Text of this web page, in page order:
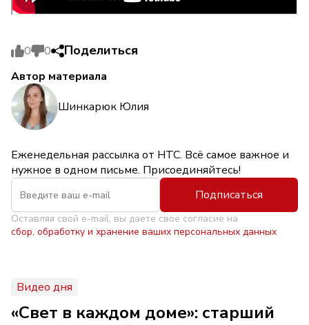
0 0 Поделиться
Автор материала
Шинкарюк Юлия
Еженедельная рассылка от НТС. Всё самое важное и
нужное в одном письме. Присоединяйтесь!
Подписаться
Оставляя свой e-mail, вы даете свое согласие на
сбор, обработку и хранение ваших персональных данных
Видео дня
«Свет в каждом доме»: старший